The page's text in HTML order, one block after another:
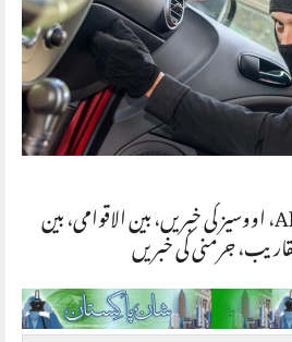
،اووسیز کی خبریں،بین الاقوامی،بین ،جرمنی کی خبریں